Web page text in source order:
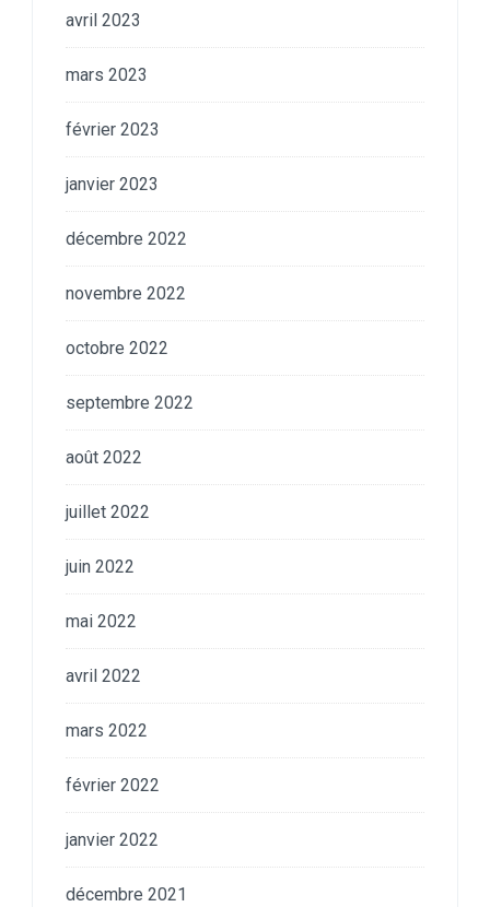
avril 2023
mars 2023
février 2023
janvier 2023
décembre 2022
novembre 2022
octobre 2022
septembre 2022
août 2022
juillet 2022
juin 2022
mai 2022
avril 2022
mars 2022
février 2022
janvier 2022
décembre 2021